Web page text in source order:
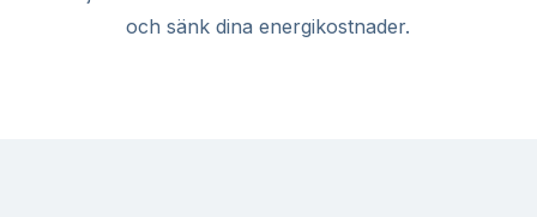
och sänk dina energikostnader.